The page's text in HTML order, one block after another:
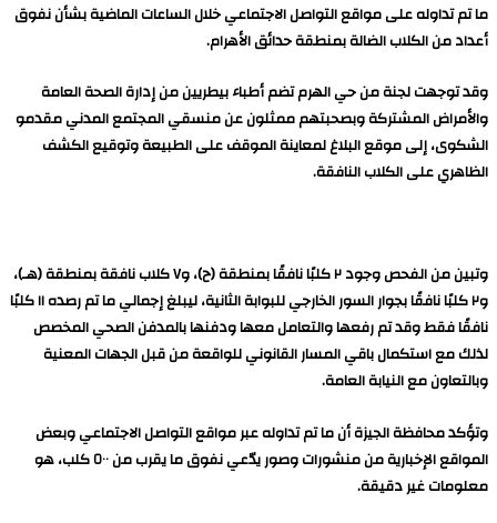
ما تم تداوله على مواقع التواصل الاجتماعي خلال الساعات الماضية بشأن نفوق
أعداد من الكلاب الضالة بمنطقة حدائق الأهرام.
وقد توجهت لجنة من حي الهرم تضم أطباء بيطريين من إدارة الصحة العامة
والأمراض المشتركة وبصحبتهم ممثلون عن منسقي المجتمع المدني مقدمو
الشكوى، إلى موقع البلاغ لمعاينة الموقف على الطبيعة وتوقيع الكشف
الظاهري على الكلاب النافقة.
وتبين من الفحص وجود ٢ كلبًا نافقًا بمنطقة (ح)، و٧ كلاب نافقة بمنطقة (هـ)،
و٢ كلبًا نافقًا بجوار السور الخارجي للبوابة الثانية، ليبلغ إجمالي ما تم رصده ١١ كلبًا
نافقًا فقط وقد تم رفعها والتعامل معها ودفنها بالمدفن الصحي المخصص
لذلك مع استكمال باقي المسار القانوني للواقعة من قبل الجهات المعنية
وبالتعاون مع النيابة العامة.
وتؤكد محافظة الجيزة أن ما تم تداوله عبر مواقع التواصل الاجتماعي وبعض
المواقع الإخبارية من منشورات وصور يدّعي نفوق ما يقرب من ٥٠٠ كلب، هو
معلومات غير دقيقة.